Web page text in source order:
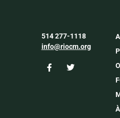
514 277-1118
info@riocm.org